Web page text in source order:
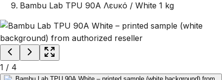
Bambu Lab TPU 90A Λευκό / White 1 kg
1 / 4